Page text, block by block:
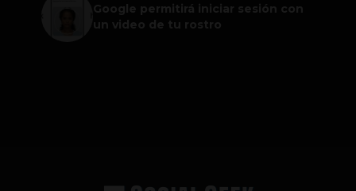
Google permitirá iniciar sesión con
un video de tu rostro